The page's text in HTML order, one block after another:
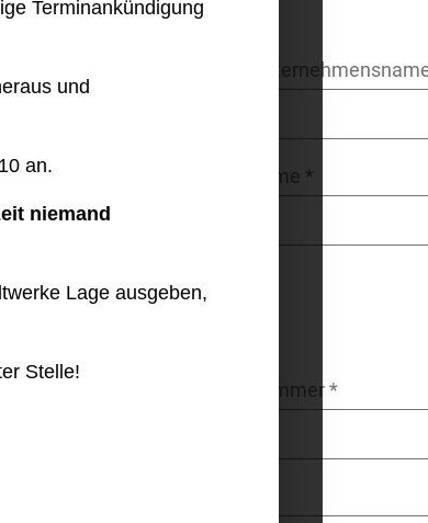
Titel/
Nachname *
Hausnummer *
Terminankündigung
und
an.
niemand
Lage ausgeben,
Stelle!